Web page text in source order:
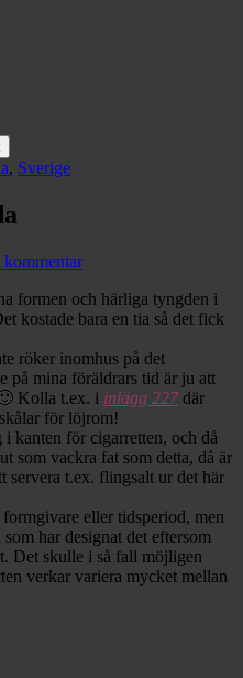
, Sverige
formen och härliga tyngden i
kostade bara en tia så det fick
röker inomhus på det
på mina föräldrars tid är ju att
Kolla t.ex. i inlägg 227där
för löjrom!
kanten för cigarretten, och då
som vackra fat som detta, då är
servera t.ex. flingsalt ur det här
eller tidsperiod, men
har designat det eftersom
Det skulle i så fall möjligen
verkar variera mycket mellan